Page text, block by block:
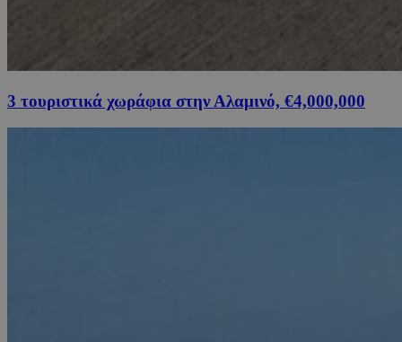
3 τουριστικά χωράφια στην Αλαμινό, €4,000,000